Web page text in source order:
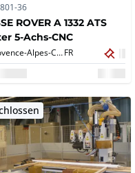
36
ROVER A 1332 ATS
5-Achs-CNC
Provence-Alpes-Côte d'Azur,FR